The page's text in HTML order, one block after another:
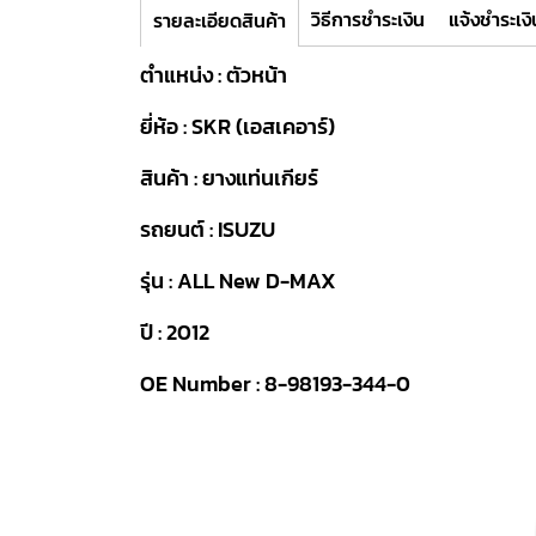
รายละเอียดสินค้า วิธีการชำระเงิน แจ้งชำระเ
ตำแหน่ง : ตัวหน้า
ยี่ห้อ : SKR (เอสเคอาร์)
สินค้า : ยางแท่นเกียร์
รถยนต์ : ISUZU
รุ่น : ALL New D-MAX
ปี : 2012
OE Number : 8-98193-344-0